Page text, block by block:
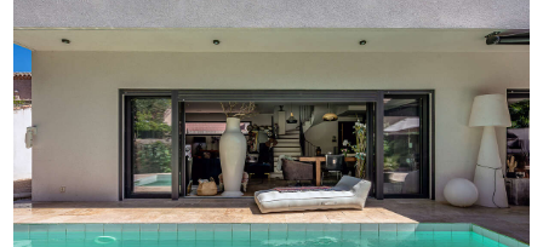
FR83947893756, carte professionnelle no CPI 1310
2[Coordonnées masquées]25 délivrée par la Préfecture
des Bouches-du-Rhône, numéro d’adhérent FNAIM
921020. La caisse de garantie financière de la SARL est
GALIAN 89, rue de la Boetie 75008 Paris pour un montant
de 120 000€.